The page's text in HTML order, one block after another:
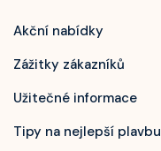
Akční nabídky
Zážitky zákazníků
Užitečné informace
Tipy na nejlepší plavbu